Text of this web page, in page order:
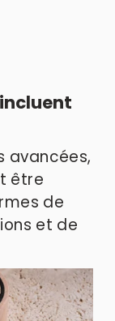
avancées,
être
de
et de